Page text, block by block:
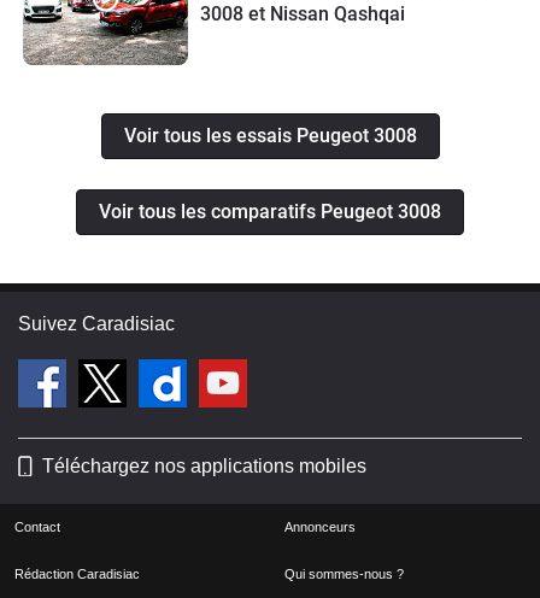
3008 et Nissan Qashqai
Voir tous les essais Peugeot 3008
Voir tous les comparatifs Peugeot 3008
Suivez Caradisiac
Téléchargez nos applications mobiles
Contact Annonceurs
Rédaction Caradisiac Qui sommes-nous ?